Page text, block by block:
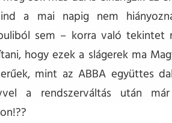
a mai napig nem
sem – korra való tekintet
hogy ezek a slágerek ma
mint az ABBA együttes
a rendszerváltás után